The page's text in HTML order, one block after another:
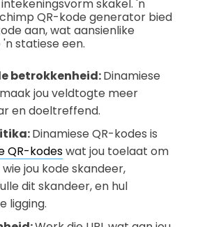
skakel. 'n
QR-kode generator bied
aan, wat aansienlike
statiese een.
betrokkenheid:Dinamiese
jou veldtogte meer
en doeltreffend.
Dinamiese QR-kodes is
QR-kodeswat jou toelaat om
jou kode skandeer,
dit skandeer, en hul
ligging.